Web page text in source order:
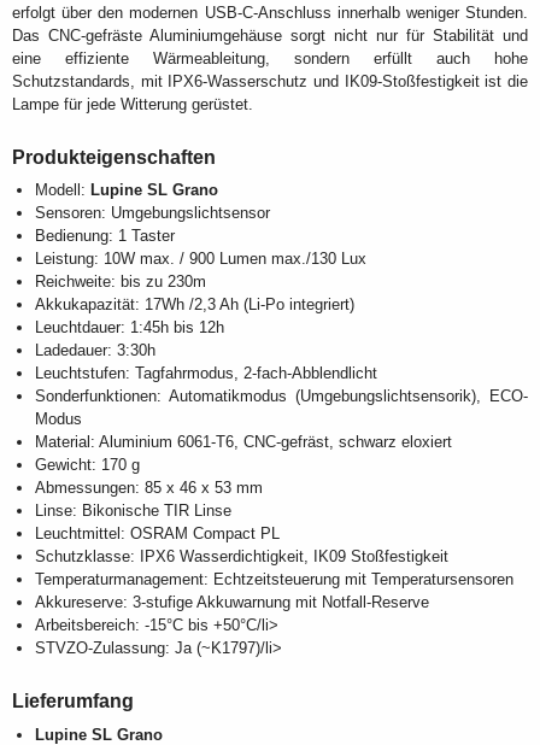
erfolgt über den modernen USB-C-Anschluss innerhalb weniger Stunden.
Das CNC-gefräste Aluminiumgehäuse sorgt nicht nur für Stabilität und
eine effiziente Wärmeableitung, sondern erfüllt auch hohe
Schutzstandards, mit IPX6-Wasserschutz und IK09-Stoßfestigkeit ist die
Lampe für jede Witterung gerüstet.
Produkteigenschaften
Modell: Lupine SL Grano
Sensoren: Umgebungslichtsensor
Bedienung: 1 Taster
Leistung: 10W max. / 900 Lumen max./130 Lux
Reichweite: bis zu 230m
Akkukapazität: 17Wh /2,3 Ah (Li-Po integriert)
Leuchtdauer: 1:45h bis 12h
Ladedauer: 3:30h
Leuchtstufen: Tagfahrmodus, 2-fach-Abblendlicht
Sonderfunktionen: Automatikmodus (Umgebungslichtsensorik), ECO-
Modus
Material: Aluminium 6061-T6, CNC-gefräst, schwarz eloxiert
Gewicht: 170 g
Abmessungen: 85 x 46 x 53 mm
Linse: Bikonische TIR Linse
Leuchtmittel: OSRAM Compact PL
Schutzklasse: IPX6 Wasserdichtigkeit, IK09 Stoßfestigkeit
Temperaturmanagement: Echtzeitsteuerung mit Temperatursensoren
Akkureserve: 3-stufige Akkuwarnung mit Notfall-Reserve
Arbeitsbereich: -15°C bis +50°C/li>
STVZO-Zulassung: Ja (~K1797)/li>
Lieferumfang
Lupine SL Grano